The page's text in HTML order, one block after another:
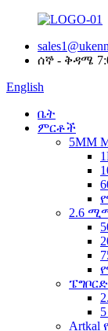
ሰኞ - ቅዳሜ
English
ቤት
ምርቶች
5MM
2.6
ፔግቦርድ
Artkal